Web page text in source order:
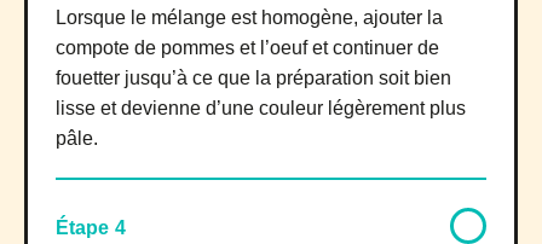
Lorsque le mélange est homogène, ajouter la
compote de pommes et l’oeuf et continuer de
fouetter jusqu’à ce que la préparation soit bien
lisse et devienne d’une couleur légèrement plus
pâle.
Étape 4